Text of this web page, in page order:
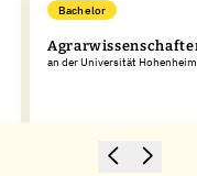
Bachelor
an der Universität Hohenheim